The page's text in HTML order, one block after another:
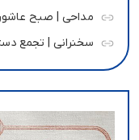
مداحی | صبح عاشورا دهه
سخنرانی | تجمع